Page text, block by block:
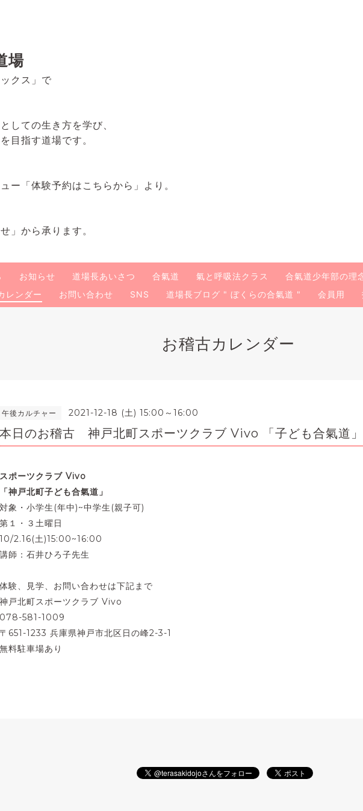
場
クス」で
しての生き方を学び、
目指す道場です。
ー「体験予約はこちらから」より。
」から承ります。
お知らせ 道場長あいさつ 合氣道 氣と呼吸法クラス 合氣道少年部の理
レンダー
お問い合わせ SNS 道場長ブログ " ぼくらの合氣道 " 会員用
お稽古カレンダー
午後カルチャー 2021-12-18 (土) 15:00～16:00
本日のお稽古 神戸北町スポーツクラブ Vivo 「子ども合氣道」
スポーツクラブ Vivo
「神戸北町子ども合氣道」
対象・小学生(年中)~中学生(親子可)
第１・３土曜日
10/2.16(土)15:00~16:00
講師：石井ひろ子先生
体験、見学、お問い合わせは下記まで
神戸北町スポーツクラブ Vivo
078-581-1009
〒651-1233 兵庫県神戸市北区日の峰2-3-1
無料駐車場あり